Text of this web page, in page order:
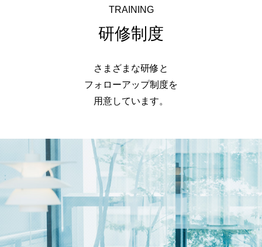
TRAINING
研修制度
さまざまな研修と
フォローアップ制度を
用意しています。